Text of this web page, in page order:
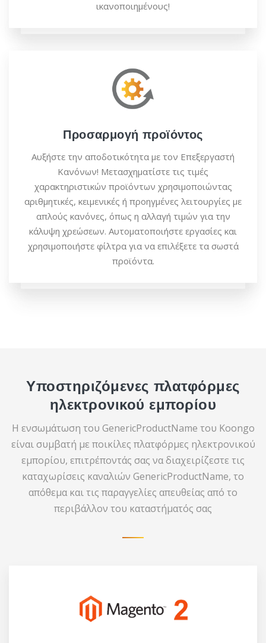
ικανοποιημένους!
Προσαρμογή προϊόντος
Αυξήστε την αποδοτικότητα με τον Επεξεργαστή
Κανόνων! Μετασχηματίστε τις τιμές
χαρακτηριστικών προϊόντων χρησιμοποιώντας
αριθμητικές, κειμενικές ή προηγμένες λειτουργίες με
απλούς κανόνες, όπως η αλλαγή τιμών για την
κάλυψη χρεώσεων. Αυτοματοποιήστε εργασίες και
χρησιμοποιήστε φίλτρα για να επιλέξετε τα σωστά
προϊόντα.
Υποστηριζόμενες πλατφόρμες
ηλεκτρονικού εμπορίου
Η ενσωμάτωση του GenericProductName του Koongo
είναι συμβατή με ποικίλες πλατφόρμες ηλεκτρονικού
εμπορίου, επιτρέποντάς σας να διαχειρίζεστε τις
καταχωρίσεις καναλιών GenericProductName, το
απόθεμα και τις παραγγελίες απευθείας από το
περιβάλλον του καταστήματός σας